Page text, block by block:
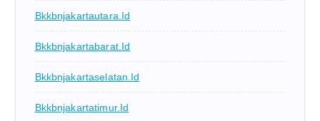
Bkkbnjakartautara.id
Bkkbnjakartabarat.id
Bkkbnjakartaselatan.id
Bkkbnjakartatimur.id